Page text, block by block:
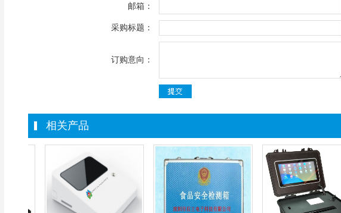
邮箱：
采购标题：
订购意向：
相关产品